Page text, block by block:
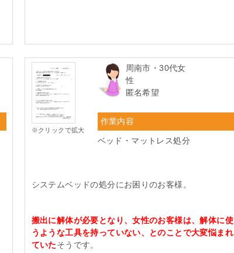
※クリックで拡大
周南市・30代女
性
匿名希望
作業内容
ベッド・マットレス処分
システムベッドの処分にお困りのお客様。
搬出に解体が必要となり、女性のお客様は、解体に使
うような工具を持っていない、とのことで大変悩まれ
ていたそうです。